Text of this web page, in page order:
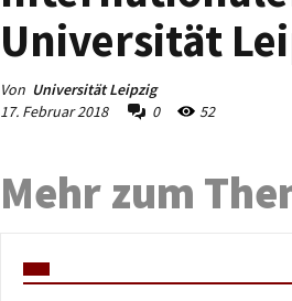
Universität
Von Universität Leipzig
17. Februar 2018
0 52
Mehr zum